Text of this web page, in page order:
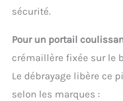
sécurité.
Pour un portail
crémaillère fixée sur le
Le débrayage libère ce
selon les marques :